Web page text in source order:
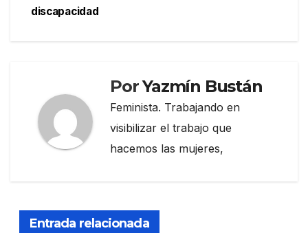
discapacidad
PorYazmín Bustán
Feminista. Trabajando en
visibilizar el trabajo que
hacemos las mujeres,
Entrada relacionada